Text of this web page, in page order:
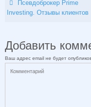
Псевдоброкер Prime
Investing. Отзывы клиентов
Добавить
Ваш адрес email не будет